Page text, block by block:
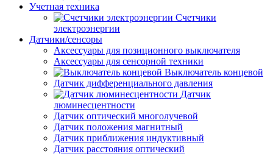
Учетная техника
Счетчики
электроэнергии
Датчики/сенсоры
Аксессуары для позиционного выключателя
Аксессуары для сенсорной техники
Выключатель концевой
Датчик дифференциального давления
Датчик
люминесцентности
Датчик оптический многолучевой
Датчик положения магнитный
Датчик приближения индуктивный
Датчик расстояния оптический